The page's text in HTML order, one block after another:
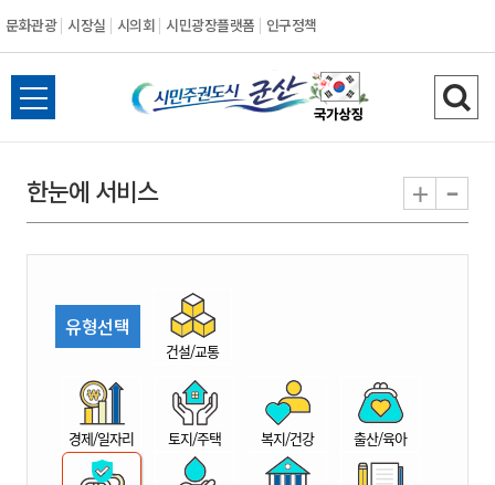
문화관광 시장실 시의회 시민광장플랫폼 인구정책
시
민
권
시
산
전
체
뉴
열
검
색
기
한눈에 서비스 + -
유형선택
건설/교통
경제/일자리 토지/주택 복지/건강 출산/육아